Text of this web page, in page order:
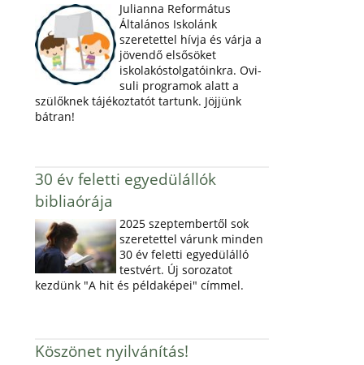
Julianna Református
Általános Iskolánk
szeretettel hívja és várja a
jövendő elsősöket
iskolakóstolgatóinkra. Ovi-
suli programok alatt a
szülőknek tájékoztatót tartunk. Jöjjünk
bátran!
30 év feletti egyedülállók
bibliaórája
2025 szeptembertől sok
szeretettel várunk minden
30 év feletti egyedülálló
testvért. Új sorozatot
kezdünk "A hit és példaképei" címmel.
Köszönet nyilvánítás!